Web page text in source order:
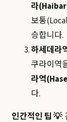
라
보통
승합니다.
하세데라
쿠라이역
라역
다.
인간적인 팁 💡: